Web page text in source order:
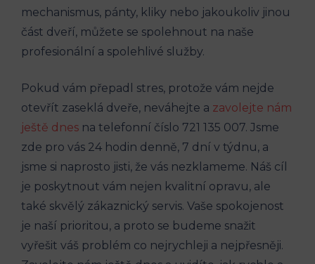
mechanismus, pánty, kliky nebo jakoukoliv jinou
část dveří, můžete se spolehnout na naše
profesionální a spolehlivé služby.
Pokud vám přepadl stres, protože vám nejde
otevřít zaseklá dveře, neváhejte a zavolejte nám
ještě dnes na telefonní číslo 721 135 007. Jsme
zde pro vás 24 hodin denně, 7 dní v týdnu, a
jsme si naprosto jisti, že vás nezklameme. Náš cíl
je poskytnout vám nejen kvalitní opravu, ale
také skvělý zákaznický servis. Vaše spokojenost
je naší prioritou, a proto se budeme snažit
vyřešit váš problém co nejrychleji a nejpřesněji.